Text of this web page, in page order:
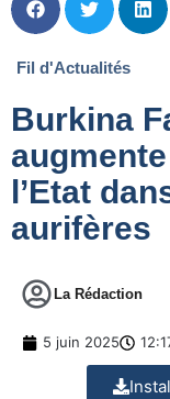
Fil d'Actualités
Burkina
l’Etat
aurifères
La Rédaction
5 juin 2025